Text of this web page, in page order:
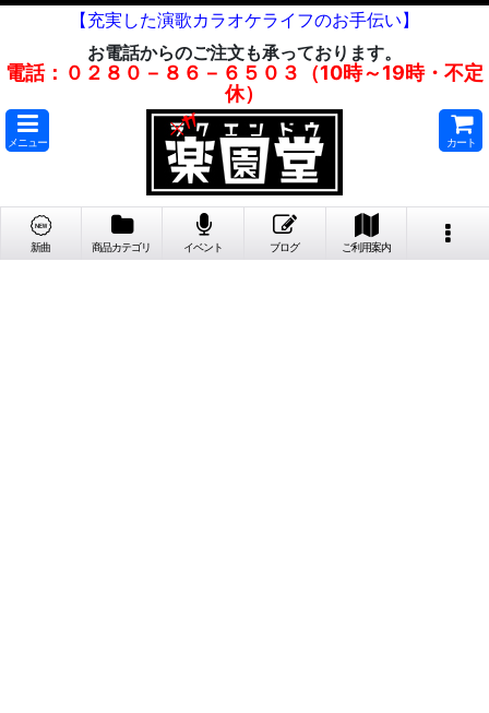
【充実した演歌カラオケライフのお手伝い】
お電話からのご注文も承っております。
電話：０２８０－８６－６５０３（10時～19時・不定
休）
メニュー カート
新曲 商品カテゴリ イベント ブログ ご利用案内